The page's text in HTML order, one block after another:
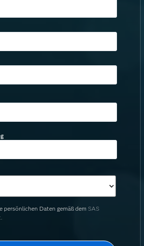
persönlichen Daten gemäß dem SAS